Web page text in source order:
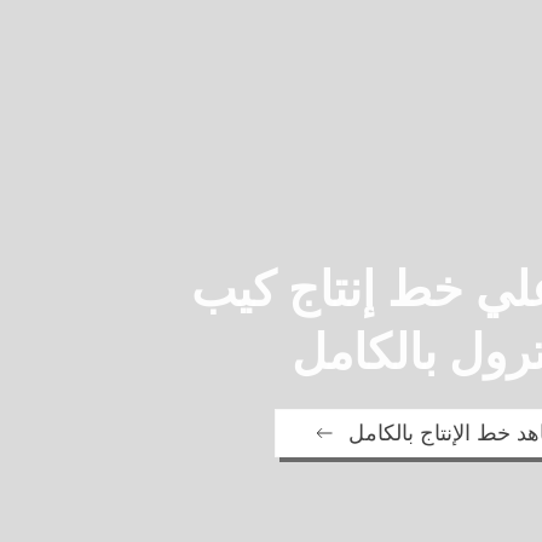
خط إنتاج كيب
بالكامل
خط الإنتاج بالكامل